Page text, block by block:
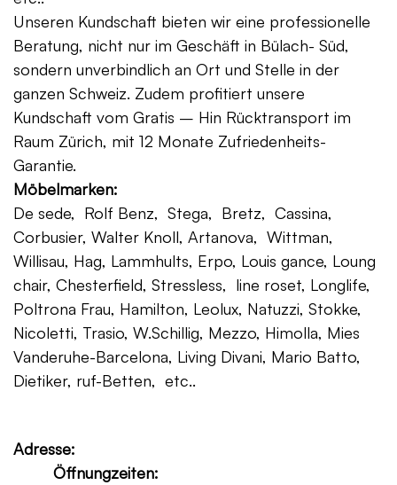
Unseren Kundschaft bieten wir eine professionelle
Beratung, nicht nur im Geschäft in Bülach- Süd,
sondern unverbindlich an Ort und Stelle in der
ganzen Schweiz. Zudem profitiert unsere
Kundschaft vom Gratis – Hin Rücktransport im
Raum Zürich, mit 12 Monate Zufriedenheits-
Garantie.
Möbelmarken:
De sede, Rolf Benz, Stega, Bretz, Cassina,
Corbusier, Walter Knoll, Artanova, Wittman,
Willisau, Hag, Lammhults, Erpo, Louis gance, Loung
chair, Chesterfield, Stressless, line roset, Longlife,
Poltrona Frau, Hamilton, Leolux, Natuzzi, Stokke,
Nicoletti, Trasio, W.Schillig, Mezzo, Himolla, Mies
Vanderuhe-Barcelona, Living Divani, Mario Batto,
Dietiker, ruf-Betten, etc..
Adresse:
Öffnungzeiten: